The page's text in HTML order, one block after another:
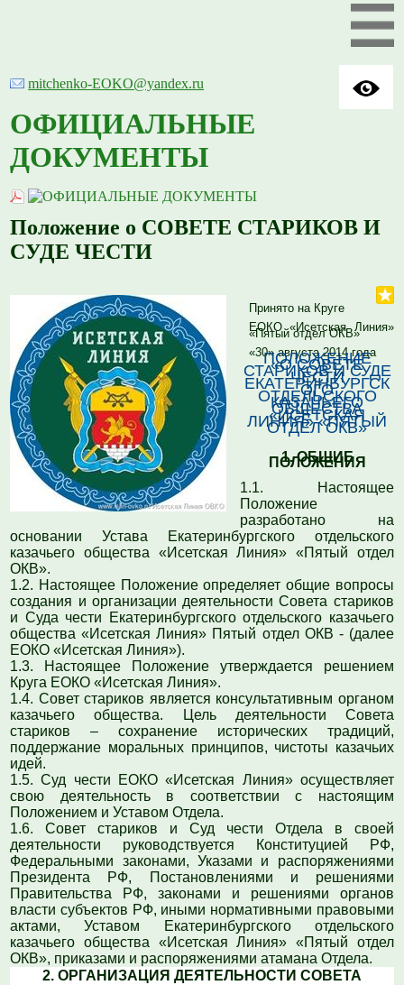
mitchenko-EOKO@yandex.ru
ОФИЦИАЛЬНЫЕ
ДОКУМЕНТЫ
Положение о СОВЕТЕ СТАРИКОВ И
СУДЕ ЧЕСТИ
Принято на Круге
ЕОКО «Исетская Линия»
«Пятый отдел ОКВ»
«30» августа 2014 года
ПОЛОЖЕНИЕ
«О СОВЕТЕ
СТАРИКОВ И СУДЕ
ЧЕСТИ
ЕКАТЕРИНБУРГСК
ОГО
ОТДЕЛЬСКОГО
КАЗАЧЬЕГО
ОБЩЕСТВА
«ИСЕТСКАЯ
ЛИНИЯ» «ПЯТЫЙ
ОТДЕЛ ОКВ»
1. ОБЩИЕ
ПОЛОЖЕНИЯ
1.1. Настоящее
Положение
разработано на
основании Устава Екатеринбургского отдельского
казачьего общества «Исетская Линия» «Пятый отдел
ОКВ».
1.2. Настоящее Положение определяет общие вопросы
создания и организации деятельности Совета стариков
и Суда чести Екатеринбургского отдельского казачьего
общества «Исетская Линия» Пятый отдел ОКВ - (далее
ЕОКО «Исетская Линия»).
1.3. Настоящее Положение утверждается решением
Круга ЕОКО «Исетская Линия».
1.4. Совет стариков является консультативным органом
казачьего общества. Цель деятельности Совета
стариков – сохранение исторических традиций,
поддержание моральных принципов, чистоты казачьих
идей.
1.5. Суд чести ЕОКО «Исетская Линия» осуществляет
свою деятельность в соответствии с настоящим
Положением и Уставом Отдела.
1.6. Совет стариков и Суд чести Отдела в своей
деятельности руководствуется Конституцией РФ,
Федеральными законами, Указами и распоряжениями
Президента РФ, Постановлениями и решениями
Правительства РФ, законами и решениями органов
власти субъектов РФ, иными нормативными правовыми
актами, Уставом Екатеринбургского отдельского
казачьего общества «Исетская Линия» «Пятый отдел
ОКВ», приказами и распоряжениями атамана Отдела.
2. ОРГАНИЗАЦИЯ ДЕЯТЕЛЬНОСТИ СОВЕТА